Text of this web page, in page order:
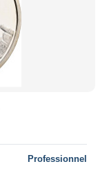
Professionnel